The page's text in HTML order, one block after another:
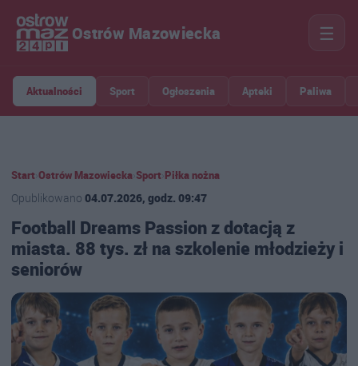
Ostrów Mazowiecka ☰
Aktualności Sport Ogłoszenia Apteki Paliwa
Start Ostrów Mazowiecka Sport Piłka nożna
Opublikowano 04.07.2026, godz. 09:47
Football Dreams Passion z dotacją z
miasta. 88 tys. zł na szkolenie młodzieży i
seniorów